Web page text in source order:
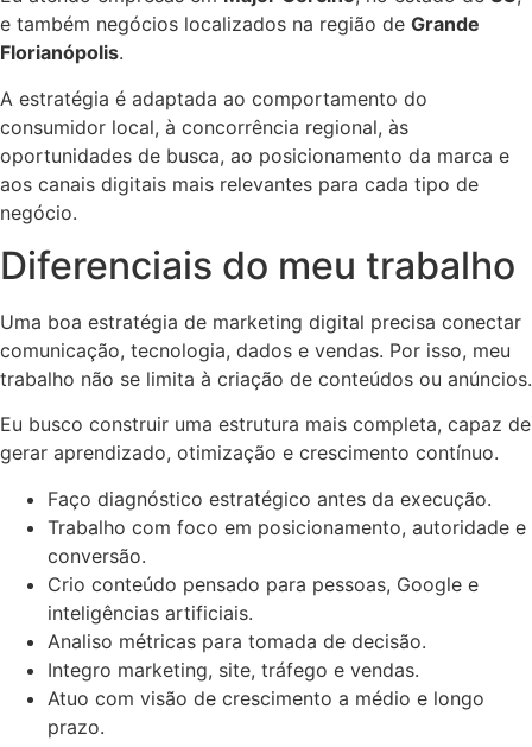
e também negócios localizados na região de Grande
Florianópolis.
A estratégia é adaptada ao comportamento do
consumidor local, à concorrência regional, às
oportunidades de busca, ao posicionamento da marca e
aos canais digitais mais relevantes para cada tipo de
negócio.
Diferenciais do meu trabalho
Uma boa estratégia de marketing digital precisa conectar
comunicação, tecnologia, dados e vendas. Por isso, meu
trabalho não se limita à criação de conteúdos ou anúncios.
Eu busco construir uma estrutura mais completa, capaz de
gerar aprendizado, otimização e crescimento contínuo.
Faço diagnóstico estratégico antes da execução.
Trabalho com foco em posicionamento, autoridade e
conversão.
Crio conteúdo pensado para pessoas, Google e
inteligências artificiais.
Analiso métricas para tomada de decisão.
Integro marketing, site, tráfego e vendas.
Atuo com visão de crescimento a médio e longo
prazo.